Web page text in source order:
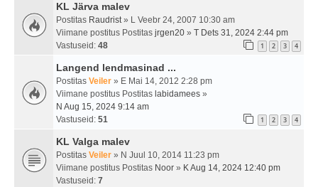
KL Järva malev
Postitas Raudrist» L Veebr 24, 2007 10:30 am
Viimane postitus Postitas jrgen20 » T Dets 31, 2024 2:44 pm
Vastuseid: 48 1 2 3 4
Langend lendmasinad ...
Postitas Veiler » E Mai 14, 2012 2:28 pm
Viimane postitus Postitas labidamees »
N Aug 15, 2024 9:14 am
Vastuseid: 51 1 2 3 4
KL Valga malev
Postitas Veiler » N Juul 10, 2014 11:23 pm
Viimane postitus Postitas Noor » K Aug 14, 2024 12:40 pm
Vastuseid: 7